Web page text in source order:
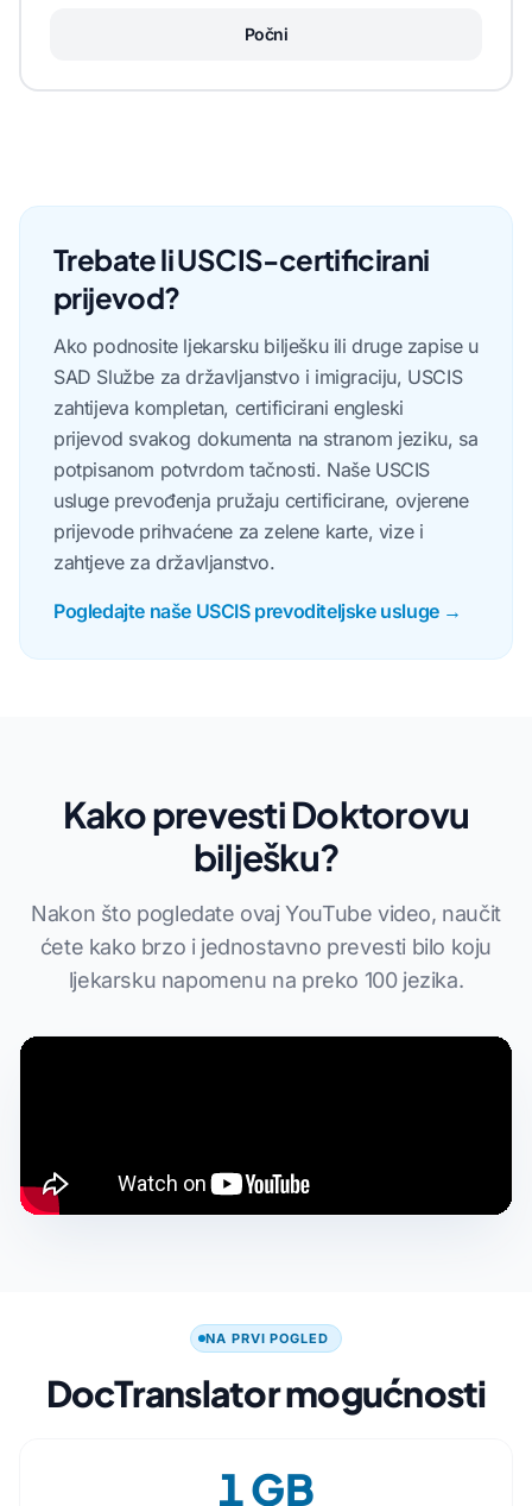
Počni
Trebate li USCIS-certificirani
prijevod?
Ako podnosite ljekarsku bilješku ili druge zapise u
SAD Službe za državljanstvo i imigraciju, USCIS
zahtijeva kompletan, certificirani engleski
prijevod svakog dokumenta na stranom jeziku, sa
potpisanom potvrdom tačnosti. Naše USCIS
usluge prevođenja pružaju certificirane, ovjerene
prijevode prihvaćene za zelene karte, vize i
zahtjeve za državljanstvo.
Pogledajte naše USCIS prevoditeljske usluge →
Kako prevesti Doktorovu
bilješku?
Nakon što pogledate ovaj YouTube video, naučit
ćete kako brzo i jednostavno prevesti bilo koju
ljekarsku napomenu na preko 100 jezika.
NA PRVI POGLED
DocTranslator mogućnosti
1 GB